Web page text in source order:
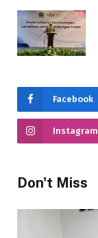
Facebook
Instagram
Don't Miss